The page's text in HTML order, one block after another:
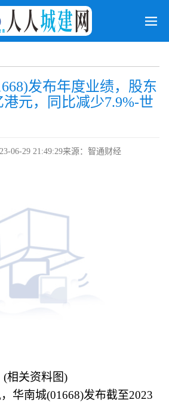
发布年度业绩，股东
元，同比减少7.9%-世
06-29 21:49:29来源：智通财经
(相关资料图)
华南城(01668)发布截至2023